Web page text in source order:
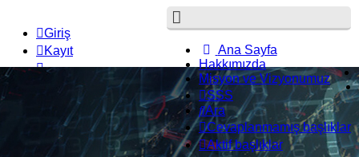
Ana Sayfa
Hakkımızda
Misyon ve Vizyonumuz
SSS
Ara
Cevaplanmamış başlıklar
Aktif başlıklar
Giriş
Kayıt